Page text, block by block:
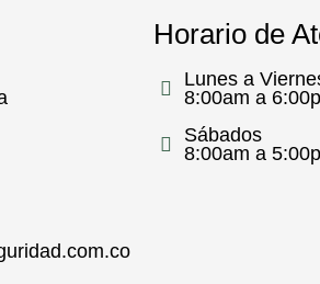
Horario de
Lunes a
8:00am a
Sábados
8:00am a